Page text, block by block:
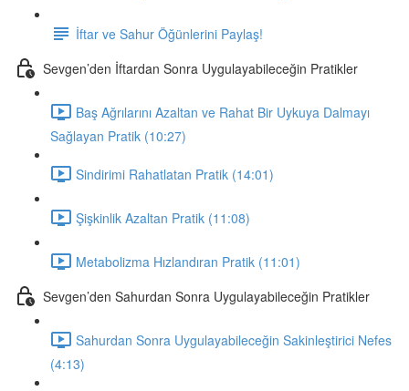
İftar ve Sahur Öğünlerini Paylaş!
Sevgen’den İftardan Sonra Uygulayabileceğin Pratikler
Baş Ağrılarını Azaltan ve Rahat Bir Uykuya Dalmayı
Sağlayan Pratik (10:27)
Sindirimi Rahatlatan Pratik (14:01)
Şişkinlik Azaltan Pratik (11:08)
Metabolizma Hızlandıran Pratik (11:01)
Sevgen’den Sahurdan Sonra Uygulayabileceğin Pratikler
Sahurdan Sonra Uygulayabileceğin Sakinleştirici Nefes
(4:13)